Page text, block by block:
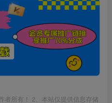
者所有！ 2、本站仅提供信息存储